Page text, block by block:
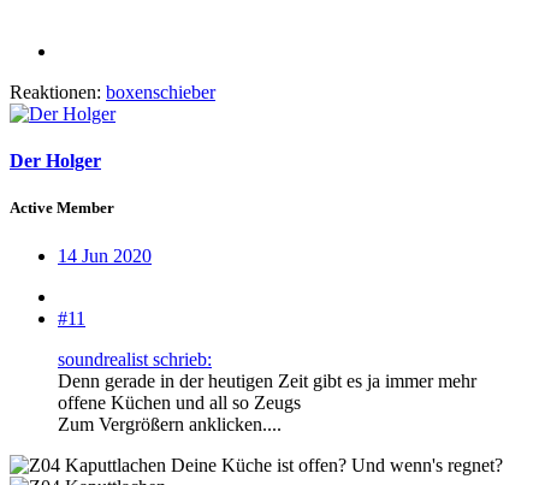
Reaktionen: boxenschieber
Der Holger
Active Member
14 Jun 2020
#11
soundrealist schrieb:
Denn gerade in der heutigen Zeit gibt es ja immer mehr
offene Küchen und all so Zeugs
Zum Vergrößern anklicken....
Deine Küche ist offen? Und wenn's regnet?